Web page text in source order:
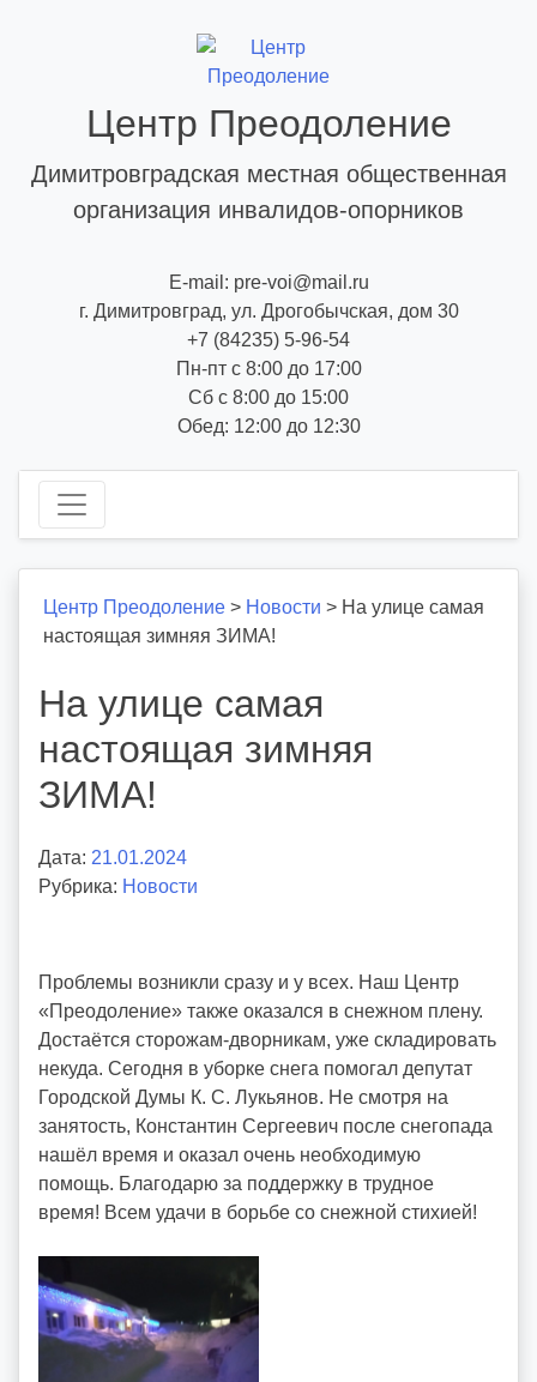
Центр Преодоление
Димитровградская местная общественная
организация инвалидов-опорников
E-mail: pre-voi@mail.ru
г. Димитровград, ул. Дрогобычская, дом 30
+7 (84235) 5-96-54
Пн-пт с 8:00 до 17:00
Сб с 8:00 до 15:00
Обед: 12:00 до 12:30
Центр Преодоление > Новости > На улице самая
настоящая зимняя ЗИМА!
На улице самая
настоящая зимняя
ЗИМА!
Дата: 21.01.2024
в
Рубрика: Новости
Проблемы возникли сразу и у всех. Наш Центр
«Преодоление» также оказался в снежном плену.
Достаëтся сторожам-дворникам, уже складировать
некуда. Сегодня в уборке снега помогал депутат
Городской Думы К. С. Лукьянов. Не смотря на
занятость, Константин Сергеевич после снегопада
нашëл время и оказал очень необходимую
помощь. Благодарю за поддержку в трудное
время! Всем удачи в борьбе со снежной стихией!